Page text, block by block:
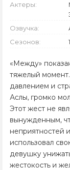
Актеры:
Озвучка:
Сезонов:
«Между»
тяжелый
давлением и
Аслы, громко
Этот жест не
вынужденным,
неприятностей
использовал
девушку
жестокость и